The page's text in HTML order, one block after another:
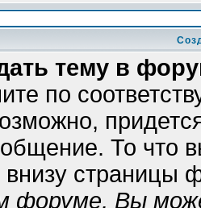
тему в
по
То что
внизу страницы
форуме, Вы